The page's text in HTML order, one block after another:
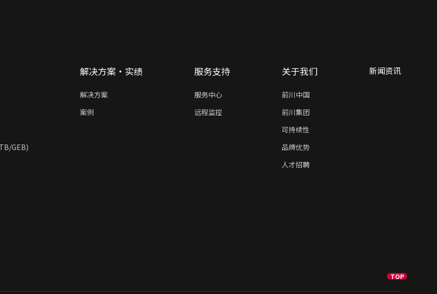
TOP
GEB)
解决方案·实绩
解决方案
案例
服务支持
服务中心
远程监控
关于我们
前川中国
前川集团
可持续性
品牌优势
人才招聘
新闻资讯